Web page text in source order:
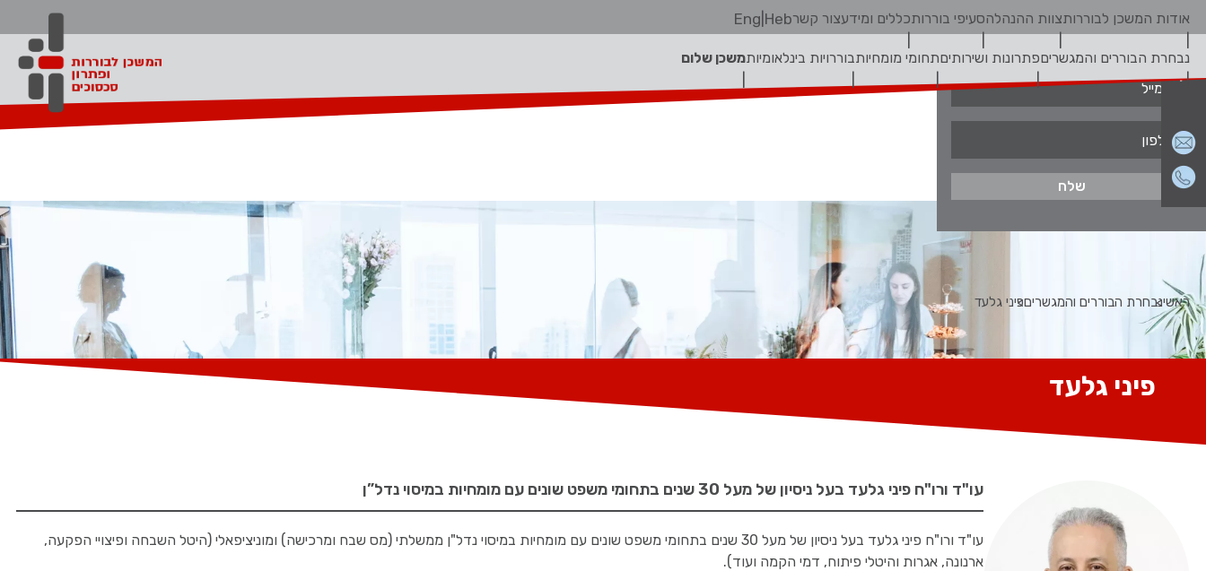
אודות המשכן לבוררותצוות ההנהלהסעיפי בוררותכללים ומידעצור קשרHeb
Eng
נבחרת הבוררים והמגשריםפתרונות ושירותיםתחומי מומחיותבוררויות בינלאומיותמשכן שלום צור קשר
ראשינבחרת הבוררים והמגשריםפיני גלעד
פיני גלעד
עו"ד ורו"ח פיני גלעד בעל ניסיון של מעל 30 שנים בתחומי משפט שונים עם מומחיות במיסוי נדל”ן
עו"ד ורו"ח פיני גלעד בעל ניסיון של מעל 30 שנים בתחומי משפט שונים עם מומחיות במיסוי נדל"ן ממשלתי (מס שבח ומרכישה) ומוניציפאלי (היטל השבחה ופיצויי הפקעה,
ארנונה, אגרות והיטלי פיתוח, דמי הקמה ועוד).